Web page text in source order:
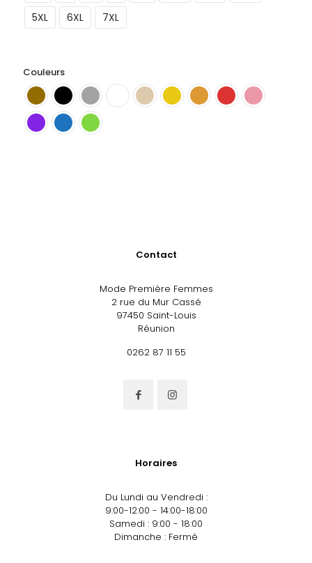
5XL
6XL 7XL
Couleurs
Contact
Mode Première Femmes
2 rue du Mur Cassé
97450 Saint-Louis
Réunion
0262 87 11 55
Horaires
Du Lundi au Vendredi :
9:00-12:00 - 14:00-18:00
Samedi : 9:00 - 18:00
Dimanche : Fermé